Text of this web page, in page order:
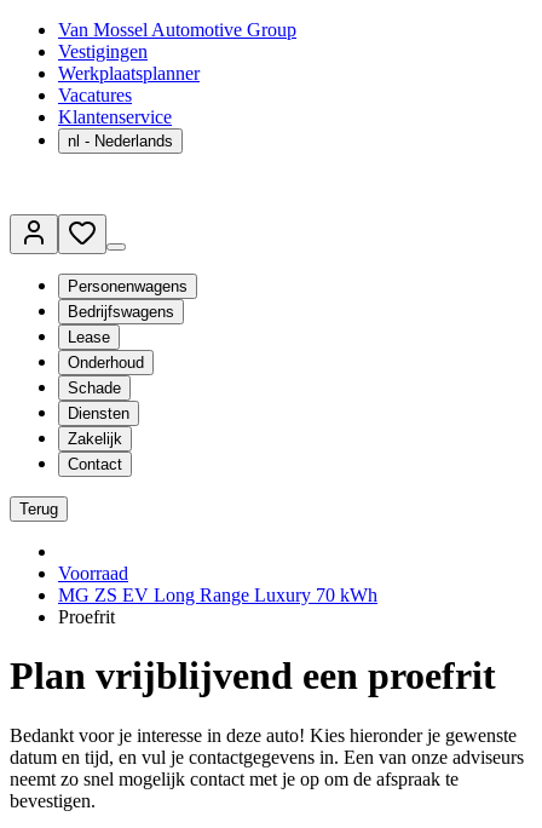
Van Mossel Automotive Group
Vestigingen
Werkplaatsplanner
Vacatures
Klantenservice
nl - Nederlands
Personenwagens
Bedrijfswagens
Lease
Onderhoud
Schade
Diensten
Zakelijk
Contact
Terug
Voorraad
MG ZS EV Long Range Luxury 70 kWh
Proefrit
Plan vrijblijvend een proefrit
Bedankt voor je interesse in deze auto! Kies hieronder je gewenste
datum en tijd, en vul je contactgegevens in. Een van onze adviseurs
neemt zo snel mogelijk contact met je op om de afspraak te
bevestigen.